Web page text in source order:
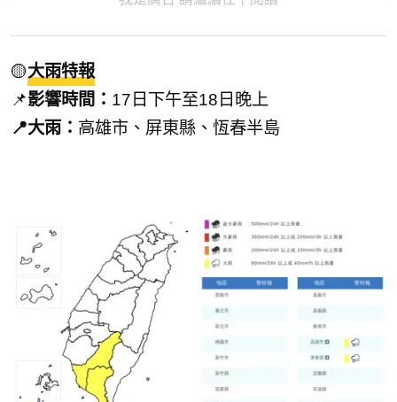
🟡大雨特報
📌影響時間： 17日下午至18日晚上
📍大雨： 高雄市、屏東縣、恆春半島